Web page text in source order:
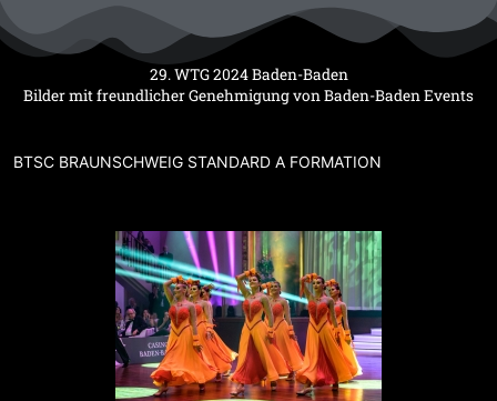
Inhalt
29. WTG 2024 Baden-Baden
Bilder mit freundlicher Genehmigung von Baden-Baden Events
BTSC BRAUNSCHWEIG STANDARD A FORMATION